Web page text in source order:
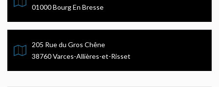
01000 Bourg En Bresse
205 Rue du Gros Chêne
38760 Varces-Allières-et-Risset